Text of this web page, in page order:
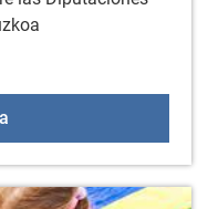
Colonias de Diputación